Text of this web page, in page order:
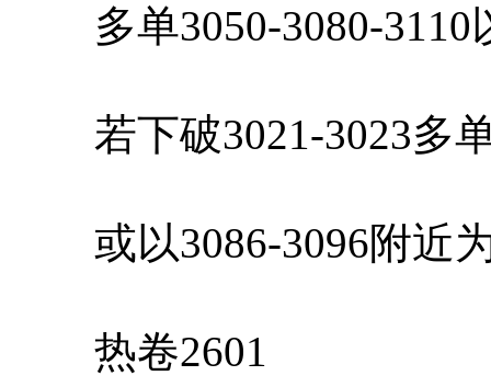
多单3050-3080-3110
若下破3021-3023多
或以3086-3096附近
热卷2601